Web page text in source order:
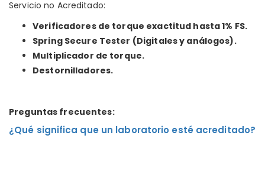
Servicio no Acreditado:
Verificadores de torque exactitud hasta 1% FS.
Spring Secure Tester (Digitales y análogos).
Multiplicador de torque.
Destornilladores.
Preguntas frecuentes:
¿Qué significa que un laboratorio esté acreditado?